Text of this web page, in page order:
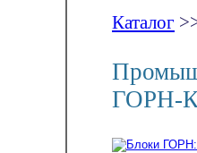
Каталог
ГОРН-